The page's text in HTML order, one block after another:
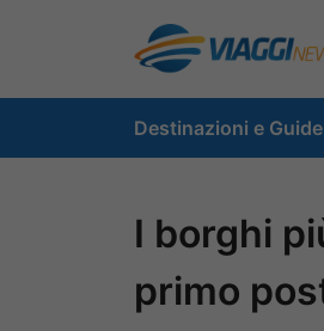
contenuto
Destinazioni e
I borghi
primo